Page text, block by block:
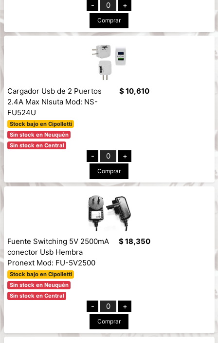
- 0 +
Comprar
Cargador Usb de 2 Puertos
2.4A Max NIsuta Mod: NS-
FU524U
Stock bajo en Cipolletti
Sin stock en Neuquén
Sin stock en Central
$ 10,610
- 0 +
Comprar
Fuente Switching 5V 2500mA
conector Usb Hembra
Pronext Mod: FU-5V2500
Stock bajo en Cipolletti
Sin stock en Neuquén
Sin stock en Central
$ 18,350
- 0 +
Comprar